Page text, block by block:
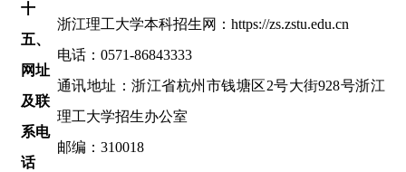
十
五、
网址
及联
系电
话
浙江理工大学本科招生网： https://zs.zstu.edu.cn
电话： 0571-86843333
通讯地址：浙江省杭州市钱塘区2号大街928号浙江
理工大学招生办公室
邮编： 310018